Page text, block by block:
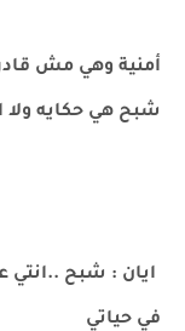
أمنية وهي مش
شبح هي حكايه ولا
ايان : شبح ..انتي
في حياتي